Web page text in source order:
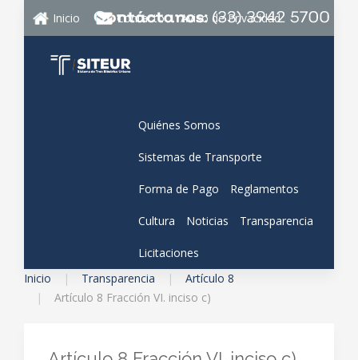
Inicio Contacto Aviso de Privacidad
Quiénes Somos
Sistemas de Transporte
Forma de Pago Reglamentos
Cultura Noticias Transparencia
Licitaciones
Inicio
Transparencia
Artículo 8
Artículo 8 Fracción VI. inciso c)